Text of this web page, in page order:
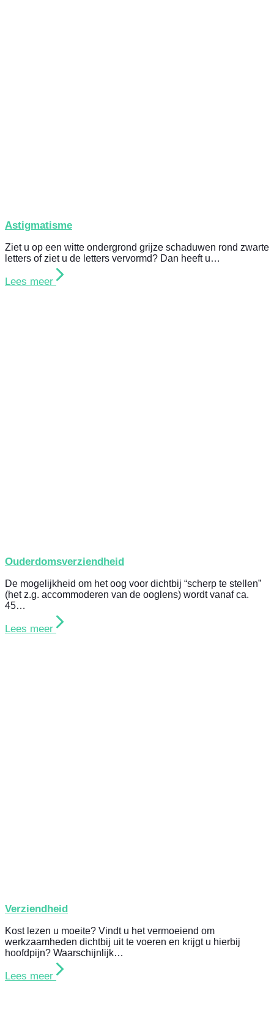
Astigmatisme
Ziet u op een witte ondergrond grijze schaduwen rond zwarte
letters of ziet u de letters vervormd? Dan heeft u…
Lees meer
Ouderdomsverziendheid
De mogelijkheid om het oog voor dichtbij “scherp te stellen”
(het z.g. accommoderen van de ooglens) wordt vanaf ca.
45…
Lees meer
Verziendheid
Kost lezen u moeite? Vindt u het vermoeiend om
werkzaamheden dichtbij uit te voeren en krijgt u hierbij
hoofdpijn? Waarschijnlijk…
Lees meer